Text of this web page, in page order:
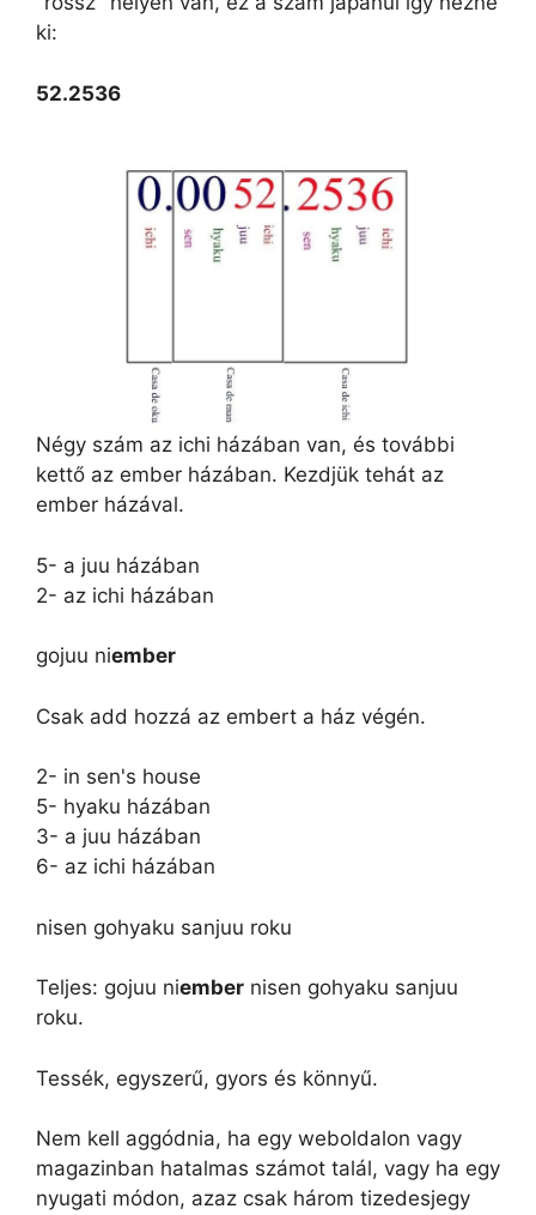
ki:
52.2536
Négy szám az ichi házában van, és további
kettő az ember házában. Kezdjük tehát az
ember házával.
5- a juu házában
2- az ichi házában
gojuu niember
Csak add hozzá az embert a ház végén.
2- in sen's house
5- hyaku házában
3- a juu házában
6- az ichi házában
nisen gohyaku sanjuu roku
Teljes: gojuu niember nisen gohyaku sanjuu
roku.
Tessék, egyszerű, gyors és könnyű.
Nem kell aggódnia, ha egy weboldalon vagy
magazinban hatalmas számot talál, vagy ha egy
nyugati módon, azaz csak három tizedesjegy